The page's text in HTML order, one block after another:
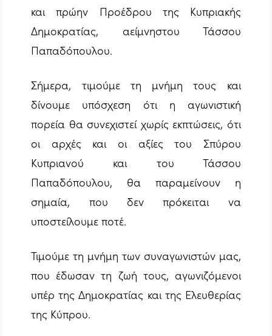
και πρώην Προέδρου της Κυπριακής
Δημοκρατίας, αείμνηστου Τάσσου
Παπαδόπουλου.
Σήμερα, τιμούμε τη μνήμη τους και
δίνουμε υπόσχεση ότι η αγωνιστική
πορεία θα συνεχιστεί χωρίς εκπτώσεις, ότι
οι αρχές και οι αξίες του Σπύρου
Κυπριανού και του Τάσσου
Παπαδόπουλου, θα παραμείνουν η
σημαία, που δεν πρόκειται να
υποστείλουμε ποτέ.
Τιμούμε τη μνήμη των συναγωνιστών μας,
που έδωσαν τη ζωή τους, αγωνιζόμενοι
υπέρ της Δημοκρατίας και της Ελευθερίας
της Κύπρου.